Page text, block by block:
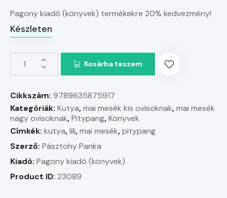
Pagony kiadó (könyvek) termékekre 20% kedvezmény!
Készleten
Kosárba teszem
Cikkszám: 9789635875917
Kategóriák: Kutya,mai mesék kis ovisoknak,mai mesék
nagy ovisoknak,Pitypang,Könyvek
Címkék: kutya,lili,mai mesék,pitypang
Szerző: Pásztohy Panka
Kiadó: Pagony kiadó (könyvek)
Product ID: 23089